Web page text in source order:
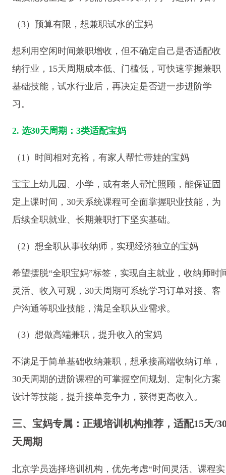
（3）预算有限，想兼职试水的宝妈
想利用空闲时间兼职增收，但不确定自己是否适配收
纳行业，15天周期成本低、门槛低，可快速掌握兼职
基础技能，试水行业后，再决定是否进一步进阶学
习。
2. 选30天周期：3类适配宝妈
（1）时间相对充裕，有家人帮忙带娃的宝妈
宝宝上幼儿园、小学，或有老人帮忙照顾，能保证固
定上课时间，30天系统课程可全面掌握职业技能，为
后续全职就业、长期兼职打下坚实基础。
（2）想全职从事收纳师，实现经济独立的宝妈
希望摆脱“全职宝妈”标签，实现自主就业，收纳师时
灵活、收入可观，30天周期可系统学习订单对接、客
户沟通等职业技能，满足全职从业需求。
（3）想做高端兼职，提升收入的宝妈
不满足于简单基础收纳兼职，想承接高端收纳订单，
30天周期的进阶课程的可掌握空间规划、定制化方案
设计等技能，提升接单竞争力，获得更高收入。
三、宝妈专属：正规培训机构推荐，适配15天/
天周期
北京学员选择培训机构，优先考虑“时间灵活、课程实